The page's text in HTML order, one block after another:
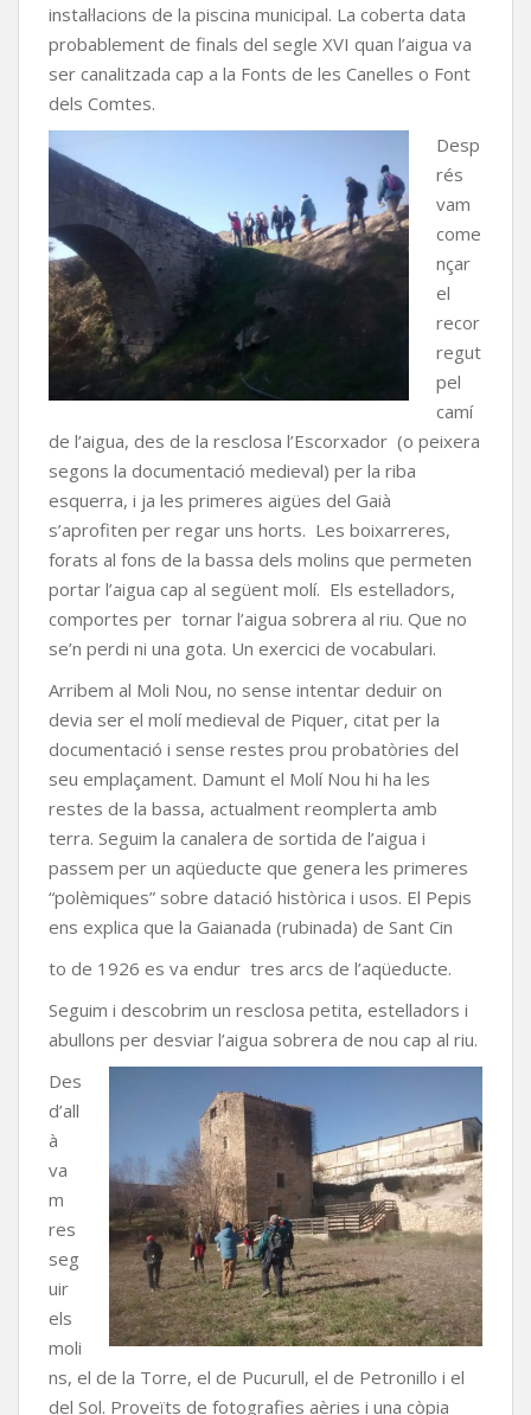
instal·lacions de la piscina municipal. La coberta data
probablement de finals del segle XVI quan l’aigua va
ser canalitzada cap a la Fonts de les Canelles o Font
dels Comtes.
Desp
rés
vam
come
nçar
el
recor
regut
pel
camí
de l’aigua, des de la resclosa l’Escorxador (o peixera
segons la documentació medieval) per la riba
esquerra, i ja les primeres aigües del Gaià
s’aprofiten per regar uns horts. Les boixarreres,
forats al fons de la bassa dels molins que permeten
portar l’aigua cap al següent molí. Els estelladors,
comportes per tornar l’aigua sobrera al riu. Que no
se’n perdi ni una gota. Un exercici de vocabulari.
Arribem al Moli Nou, no sense intentar deduir on
devia ser el molí medieval de Piquer, citat per la
documentació i sense restes prou probatòries del
seu emplaçament. Damunt el Molí Nou hi ha les
restes de la bassa, actualment reomplerta amb
terra. Seguim la canalera de sortida de l’aigua i
passem per un aqüeducte que genera les primeres
“polèmiques” sobre datació històrica i usos. El Pepis
ens explica que la Gaianada (rubinada) de Sant Cin
to de 1926 es va endur tres arcs de l’aqüeducte.
Seguim i descobrim un resclosa petita, estelladors i
abullons per desviar l’aigua sobrera de nou cap al riu.
Des
d’all
à
va
m
res
seg
uir
els
moli
ns, el de la Torre, el de Pucurull, el de Petronillo i el
del Sol. Proveïts de fotografies aèries i una còpia